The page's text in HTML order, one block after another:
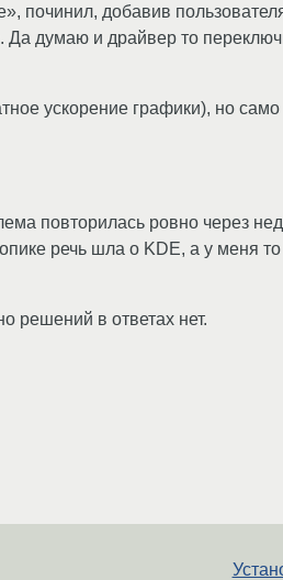
починил, добавив
думаю и драйвер то
ускорение графики), но
повторилась ровно через
речь шла о KDE, а у меня
решений в ответах нет.